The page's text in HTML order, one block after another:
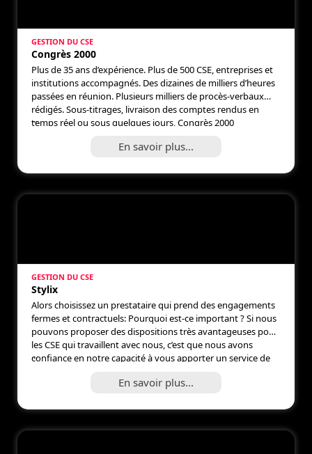
GESTION DU CSE
Congrès 2000
Plus de 35 ans d’expérience. Plus de 500 CSE, entreprises et
institutions accompagnés. Des dizaines de milliers d’heures
passées en réunion. Plusieurs milliers de procès-verbaux
rédigés. Sous-titrages, livraison des comptes rendus en
temps réel ou sous quelques jours, Congrès 2000
Pourquoi Congrès 2000 ? Externaliser la rédaction […]
...
En savoir plus...
GESTION DU CSE
Stylix
Alors choisissez un prestataire qui prend des engagements
fermes et contractuels: Pourquoi est-ce important ? Si nous
pouvons proposer des dispositions très avantageuses pour
les CSE qui travaillent avec nous, c’est que nous avons
confiance en notre capacité à vous apporter un service de
...
En savoir plus...